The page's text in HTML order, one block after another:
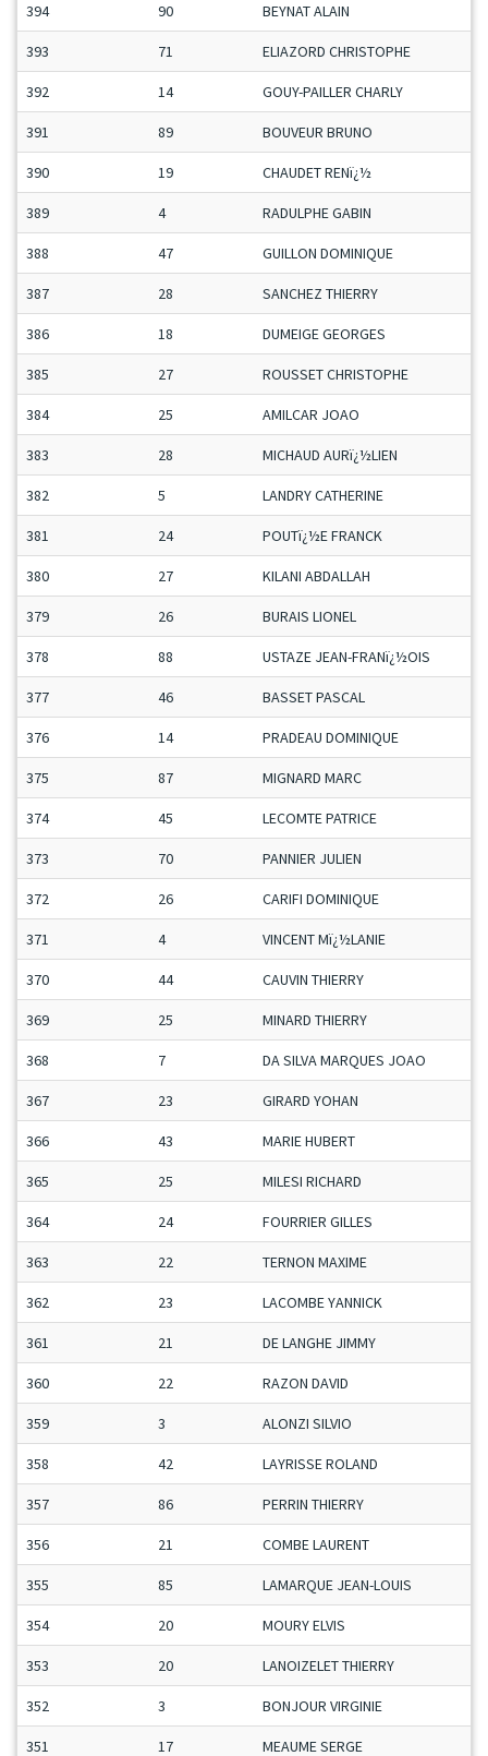
394 90 BEYNAT ALAIN
393 71 ELIAZORD CHRISTOPHE
392 14 GOUY-PAILLER CHARLY
391 89 BOUVEUR BRUNO
390 19 CHAUDET RENï¿½
389 4 RADULPHE GABIN
388 47 GUILLON DOMINIQUE
387 28 SANCHEZ THIERRY
386 18 DUMEIGE GEORGES
385 27 ROUSSET CHRISTOPHE
384 25 AMILCAR JOAO
383 28 MICHAUD AURï¿½LIEN
382 5 LANDRY CATHERINE
381 24 POUTï¿½E FRANCK
380 27 KILANI ABDALLAH
379 26 BURAIS LIONEL
378 88 USTAZE JEAN-FRANï¿½OIS
377 46 BASSET PASCAL
376 14 PRADEAU DOMINIQUE
375 87 MIGNARD MARC
374 45 LECOMTE PATRICE
373 70 PANNIER JULIEN
372 26 CARIFI DOMINIQUE
371 4 VINCENT Mï¿½LANIE
370 44 CAUVIN THIERRY
369 25 MINARD THIERRY
368 7 DA SILVA MARQUES JOAO
367 23 GIRARD YOHAN
366 43 MARIE HUBERT
365 25 MILESI RICHARD
364 24 FOURRIER GILLES
363 22 TERNON MAXIME
362 23 LACOMBE YANNICK
361 21 DE LANGHE JIMMY
360 22 RAZON DAVID
359 3 ALONZI SILVIO
358 42 LAYRISSE ROLAND
357 86 PERRIN THIERRY
356 21 COMBE LAURENT
355 85 LAMARQUE JEAN-LOUIS
354 20 MOURY ELVIS
353 20 LANOIZELET THIERRY
352 3 BONJOUR VIRGINIE
351 17 MEAUME SERGE